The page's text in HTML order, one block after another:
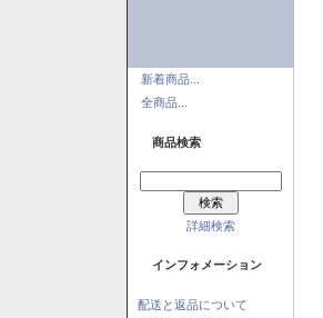
新着商品...
全商品...
商品検索
詳細検索
インフォメーション
配送と返品について